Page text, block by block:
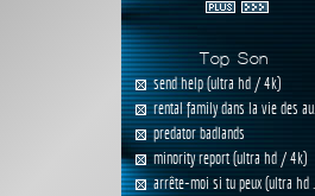
Top Son
send help (ultra hd / 4k)
rental family dans la vie des au...
predator badlands
minority report (ultra hd / 4k)
arrête-moi si tu peux (ultra hd ...